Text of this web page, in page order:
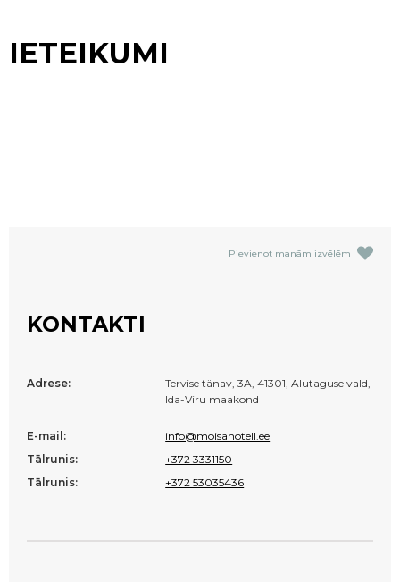
IETEIKUMI
Pievienot manām izvēlēm
KONTAKTI
Adrese:
Tervise tänav, 3A, 41301, Alutaguse vald,
Ida-Viru maakond
E-mail:
info@moisahotell.ee
Tālrunis:
+372 3331150
Tālrunis:
+372 53035436